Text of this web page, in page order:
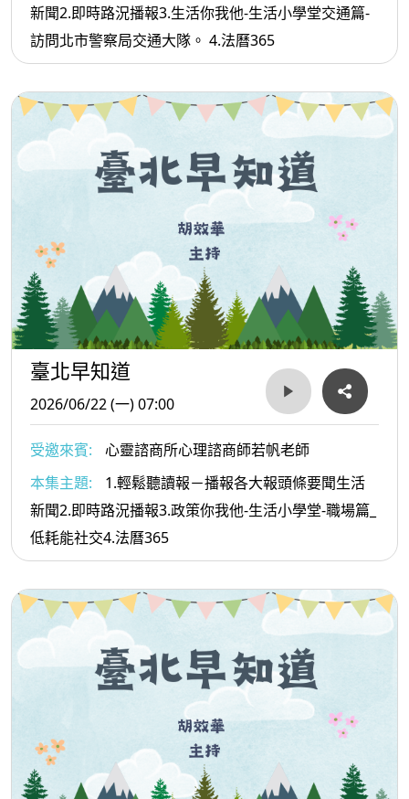
新聞2.即時路況播報3.生活你我他-生活小學堂交通篇-
訪問北市警察局交通大隊。 4.法曆365
臺北早知道
2026/06/22 (一) 07:00
受邀來賓:
心靈諮商所心理諮商師若帆老師
本集主題:
1.輕鬆聽讀報－播報各大報頭條要聞生活
新聞2.即時路況播報3.政策你我他-生活小學堂-職場篇_
低耗能社交4.法曆365